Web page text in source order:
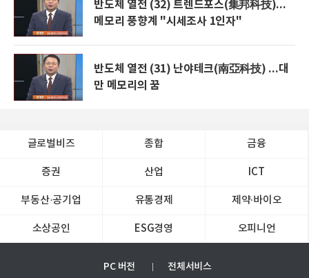
반도체 열전 (32) 트렌드포스(集邦科技)...
메모리 풍향계 "시세조사 1인자"
반도체 열전 (31) 난야테크(南亞科技) ...대
만 메모리의 꿈
글로벌비즈 종합 금융
증권 산업 ICT
부동산·공기업 유통경제 제약∙바이오
소상공인 ESG경영 오피니언
PC 버전 전체서비스